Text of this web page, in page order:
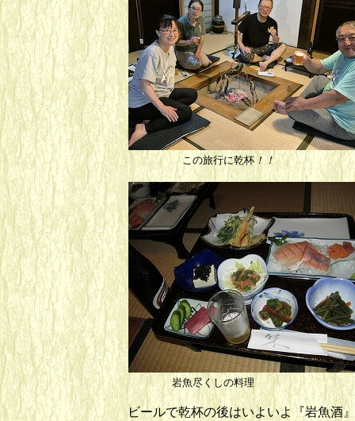
この旅行に乾杯！！やっ
岩魚尽くしの
ビールで乾杯の後はいよいよ『岩魚酒